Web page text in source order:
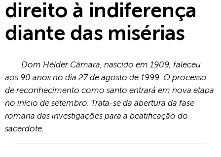
direito à indiferença
diante das misérias
Dom Hélder Câmara, nascido em 1909, faleceu
aos 90 anos no dia 27 de agosto de 1999. O processo
de reconhecimento como santo entrará em nova etapa
no início de setembro. Trata-se da abertura da fase
romana das investigações para a beatificação do
sacerdote.